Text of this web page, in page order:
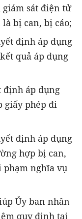
giám sát điện tử
bị can, bị cáo;
định áp dụng
quả áp dụng
định áp dụng
giấy phép đi
định áp dụng
hợp bị can,
phạm nghĩa vụ
Ủy ban nhân
quy định tại